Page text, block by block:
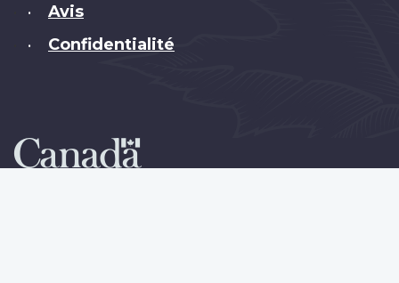
• Avis
• Confidentialité